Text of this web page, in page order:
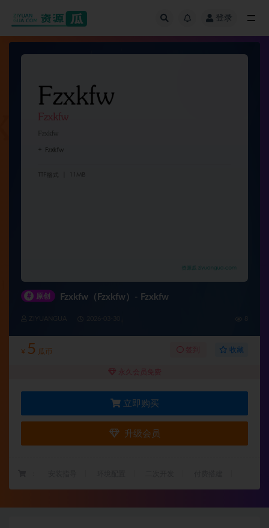
登录
# 原创 Fzxkfw（Fzxkfw）- Fzxkfw
ZIYUANGUA
¥ 5 瓜币 签到 收藏
永久会员免费
立即购买
升级会员